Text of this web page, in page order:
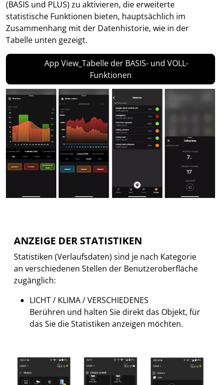
(BASIS und PLUS) zu aktivieren, die erweiterte
statistische Funktionen bieten, hauptsächlich im
Zusammenhang mit der Datenhistorie, wie in der
Tabelle unten gezeigt.
App View_Tabelle der BASIS- und VOLL-
Funktionen
ANZEIGE DER STATISTIKEN
Statistiken (Verlaufsdaten) sind je nach Kategorie
an verschiedenen Stellen der Benutzeroberfläche
zugänglich:
LICHT / KLIMA / VERSCHIEDENES
Berühren und halten Sie direkt das Objekt, für
das Sie die Statistiken anzeigen möchten.